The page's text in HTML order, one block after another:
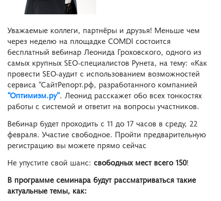
Уважаемые коллеги, партнёры и друзья! Меньше чем
через неделю на площадке COMDI состоится
бесплатный вебинар Леонида Гроховского, одного из
самых крупных SEO-специалистов Рунета, на тему: «Как
провести SEO-аудит с использованием возможностей
сервиса “СайтРепорт.рф, разработанного компанией
“Оптимизм.ру”. Леонид расскажет обо всех тонкостях
работы с системой и ответит на вопросы участников.
Вебинар будет проходить с 11 до 17 часов в среду, 22
февраля. Участие свободное. Пройти предварительную
регистрацию вы можете прямо сейчас
Не упустите свой шанс: свободных мест всего 150!
В программе семинара будут рассматриваться такие
актуальные темы, как: